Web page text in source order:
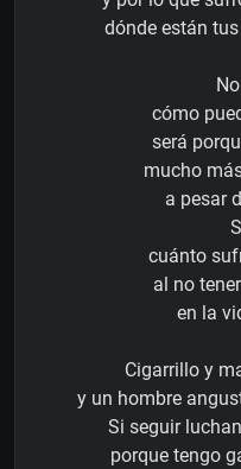
dónde están
cómo
será
mucho
a pesar
cuánto
al no
en la
Cigarrillo y
y un hombre
Si seguir
porque tengo